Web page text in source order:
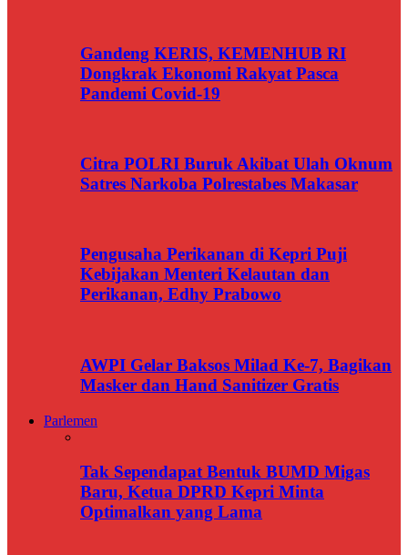
Gandeng KERIS, KEMENHUB RI
Dongkrak Ekonomi Rakyat Pasca
Pandemi Covid-19
Citra POLRI Buruk Akibat Ulah Oknum
Satres Narkoba Polrestabes Makasar
Pengusaha Perikanan di Kepri Puji
Kebijakan Menteri Kelautan dan
Perikanan, Edhy Prabowo
AWPI Gelar Baksos Milad Ke-7, Bagikan
Masker dan Hand Sanitizer Gratis
Parlemen
Tak Sependapat Bentuk BUMD Migas
Baru, Ketua DPRD Kepri Minta
Optimalkan yang Lama